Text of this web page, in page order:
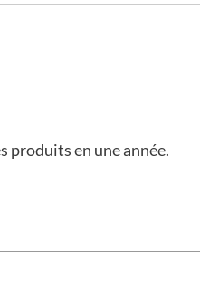
produits en une année.